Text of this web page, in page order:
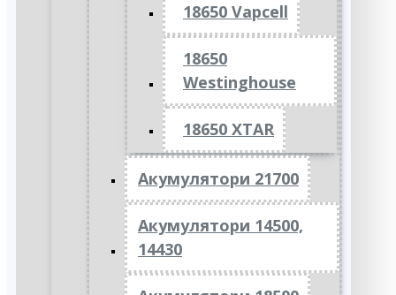
18650 Vapcell
18650
Westinghouse
18650 XTAR
Акумулятори 21700
Акумулятори 14500,
14430